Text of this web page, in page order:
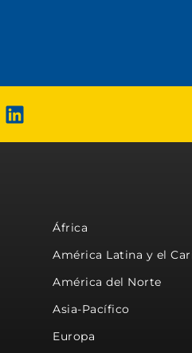
África
América Latina y el
América del Norte
Asia-Pacífico
Europa